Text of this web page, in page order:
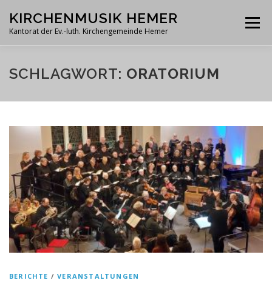
Inhalt
springen
KIRCHENMUSIK HEMER
Kantorat der Ev.-luth. Kirchengemeinde Hemer
Menü
TERMINE MITSINGEN
IMPRESSUM / KONTAKT FÖRDERVEREIN
SCHLAGWORT: ORATORIUM
BERICHTE /VERANSTALTUNGEN